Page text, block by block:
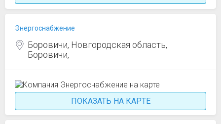
Энергоснабжение
Боровичи, Новгородская область,
Боровичи,
ПОКАЗАТЬ НА КАРТЕ